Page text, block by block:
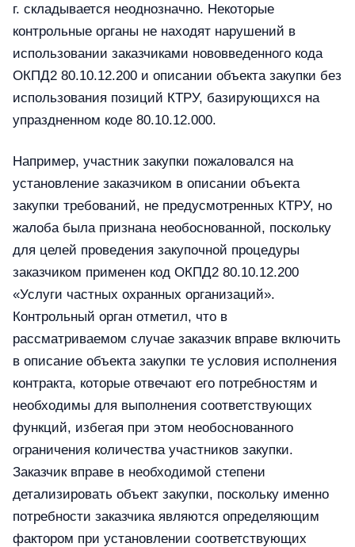
г. складывается неоднозначно. Некоторые
контрольные органы не находят нарушений в
использовании заказчиками нововведенного кода
ОКПД2 80.10.12.200 и описании объекта закупки без
использования позиций КТРУ, базирующихся на
упраздненном коде 80.10.12.000.
Например, участник закупки пожаловался на
установление заказчиком в описании объекта
закупки требований, не предусмотренных КТРУ, но
жалоба была признана необоснованной, поскольку
для целей проведения закупочной процедуры
заказчиком применен код ОКПД2 80.10.12.200
«Услуги частных охранных организаций».
Контрольный орган отметил, что в
рассматриваемом случае заказчик вправе включить
в описание объекта закупки те условия исполнения
контракта, которые отвечают его потребностям и
необходимы для выполнения соответствующих
функций, избегая при этом необоснованного
ограничения количества участников закупки.
Заказчик вправе в необходимой степени
детализировать объект закупки, поскольку именно
потребности заказчика являются определяющим
фактором при установлении соответствующих